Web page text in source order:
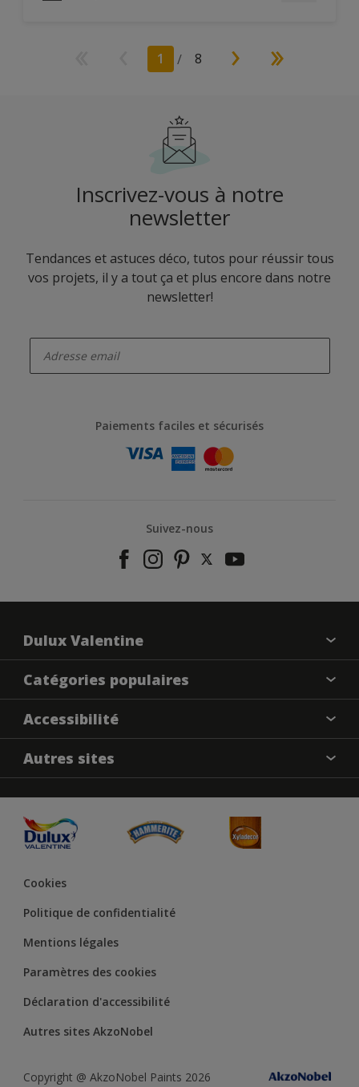
1 / 8
Inscrivez-vous à notre
newsletter
Tendances et astuces déco, tutos pour réussir tous
vos projets, il y a tout ça et plus encore dans notre
newsletter!
Paiements faciles et sécurisés
Suivez-nous
Dulux Valentine
À propos de nous
Contactez-nous
Annulation et Retour
Conditions Générales de Vente
Catégories populaires
Nos couleurs
Produits
Inspirations
Accessibilité
Précision des couleurs
Accessibilité
Autres sites
Cookies
Politique de confidentialité
Mentions légales
Paramètres des cookies
Déclaration d'accessibilité
Autres sites AkzoNobel
Copyright @ AkzoNobel Paints 2026